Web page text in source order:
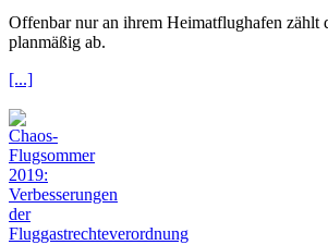
Offenbar nur an ihrem Heimatflughafen zählt
planmäßig ab.
[...]